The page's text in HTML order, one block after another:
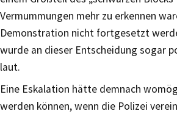
Vermummungen mehr zu erkennen
Demonstration nicht fortgesetzt
wurde an dieser Entscheidung sogar
laut.
Eine Eskalation hätte demnach
werden können, wenn die Polizei